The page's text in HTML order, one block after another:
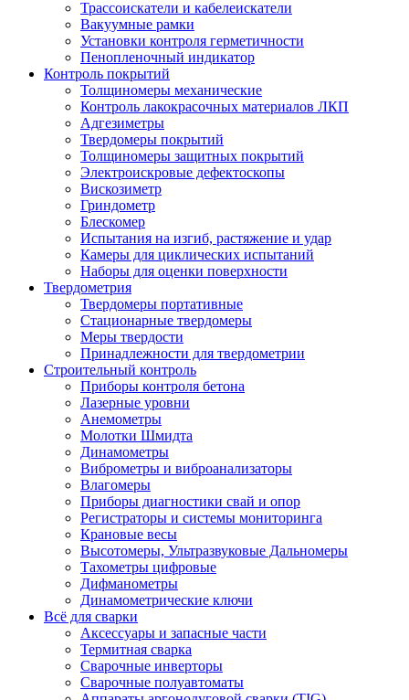
Трассоискатели и кабелеискатели
Вакуумные рамки
Установки контроля герметичности
Пенопленочный индикатор
Контроль покрытий
Толщиномеры механические
Контроль лакокрасочных материалов ЛКП
Адгезиметры
Твердомеры покрытий
Толщиномеры защитных покрытий
Электроискровые дефектоскопы
Вискозиметр
Гриндометр
Блескомер
Испытания на изгиб, растяжение и удар
Камеры для циклических испытаний
Наборы для оценки поверхности
Твердометрия
Твердомеры портативные
Стационарные твердомеры
Меры твердости
Принадлежности для твердометрии
Строительный контроль
Приборы контроля бетона
Лазерные уровни
Анемометры
Молотки Шмидта
Динамометры
Виброметры и виброанализаторы
Влагомеры
Приборы диагностики свай и опор
Регистраторы и системы мониторинга
Крановые весы
Высотомеры, Ультразвуковые Дальномеры
Тахометры цифровые
Дифманометры
Динамометрические ключи
Всё для сварки
Аксессуары и запасные части
Термитная сварка
Сварочные инверторы
Сварочные полуавтоматы